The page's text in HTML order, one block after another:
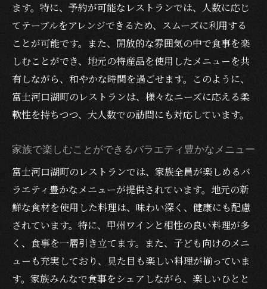
ます。特に、予約が可能なレストランでは、人数に応じ
てテーブルをアレンジできるため、スムーズに利用する
ことが可能です。また、開放的な雰囲気の中で食事を楽
しむことができ、地元の特産品を使用したメニューを共
有しながら、和やかな時間を過ごせます。このように、
富士河口湖町のレストランは、様々なニーズに応える柔
軟性を持ちつつ、大人数での訪問にも対応しています。
家族で楽しむことができるバラエティ豊かなメニュー
富士河口湖町のレストランでは、家族全員が楽しめるバ
ラエティ豊かなメニューが提供されています。地元の新
鮮な食材を使用した料理は、味わい深く、健康にも配慮
されています。特に、甲州ワインと相性の良い料理が多
く、食事を一層引き立てます。また、子ども向けのメニ
ューも充実しており、見た目も楽しい料理が揃っていま
す。家族みんなで食事をシェアしながら、楽しいひとと